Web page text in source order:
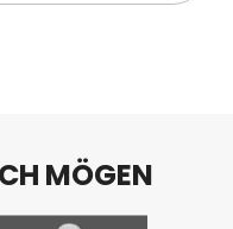
MÖGEN